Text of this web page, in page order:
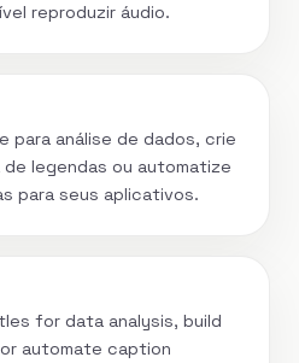
reproduzir áudio.
para análise de dados, crie
legendas ou automatize
para seus aplicativos.
for data analysis, build
automate caption